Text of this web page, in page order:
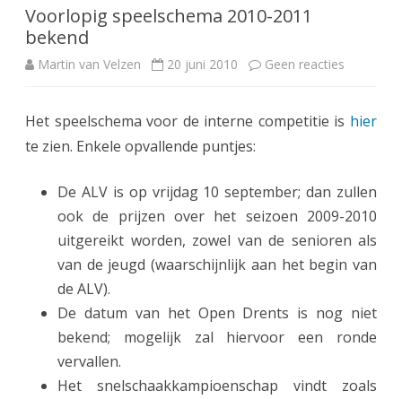
de
inhoud
Voorlopig speelschema 2010-2011
bekend
Martin van Velzen 20 juni 2010 Geen reacties
V
o
r
i
Het speelschema voor de interne competitie is hier
te zien. Enkele opvallende puntjes:
De ALV is op vrijdag 10 september; dan zullen
ook de prijzen over het seizoen 2009-2010
uitgereikt worden, zowel van de senioren als
van de jeugd (waarschijnlijk aan het begin van
de ALV).
De datum van het Open Drents is nog niet
bekend; mogelijk zal hiervoor een ronde
vervallen.
Het snelschaakkampioenschap vindt zoals